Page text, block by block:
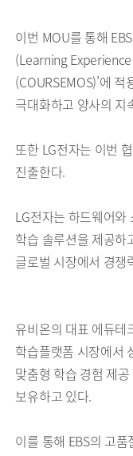
이번 MOU를 통해
(Learning Experience
(COURSEMOS)’에
극대화하고 양사의 지
또한 LG전자는 이번
진출한다.
LG전자는 하드웨어
학습 솔루션을 제공하
글로벌 시장에서 경쟁
유비온의 대표 에듀테
학습플랫폼 시장에서
맞춤형 학습 경험 제
보유하고 있다.
이를 통해 EBS의 고